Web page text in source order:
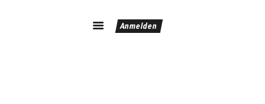
Anmelden